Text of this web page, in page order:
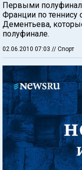
Первыми
Франции по теннису
Дементьева,
полуфинале.
02.06.2010 07:03 // Спорт